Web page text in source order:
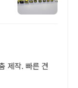
제작. 빠른 견